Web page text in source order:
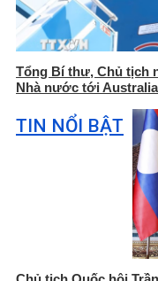
Tổng Bí thư, Chủ tịch
Nhà nước tới
TIN NỔI BẬT